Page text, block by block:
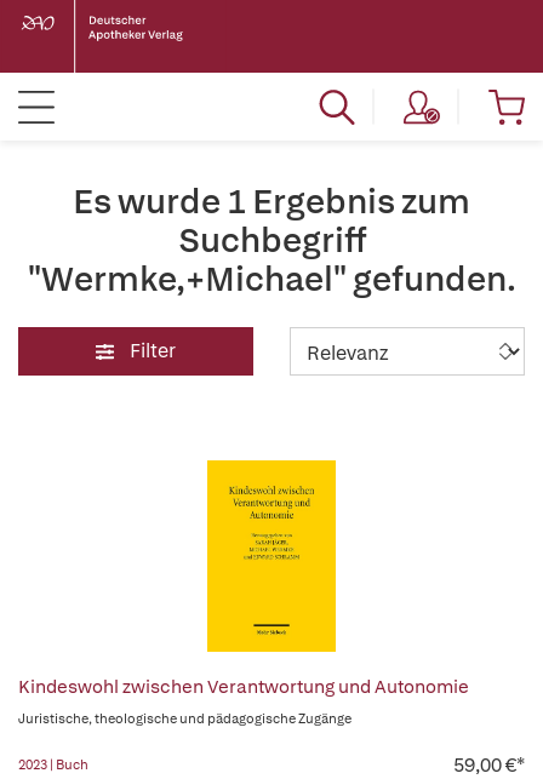
Es wurde 1 Ergebnis zum
Suchbegriff
"Wermke,+Michael" gefunden.
Filter
Kindeswohl zwischen Verantwortung und Autonomie
Juristische, theologische und pädagogische Zugänge
2023 | Buch 59,00 €*